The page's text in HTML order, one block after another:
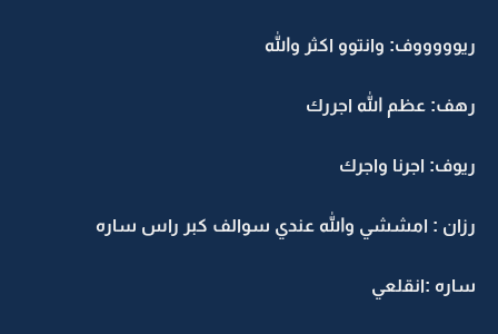
ريوووووف: وانتوو اكثر والله
رهف: عظم الله اجررك
ريوف: اجرنا واجرك
رزان : امششي والله عندي سوالف كبر راس ساره
ساره :انقلعي